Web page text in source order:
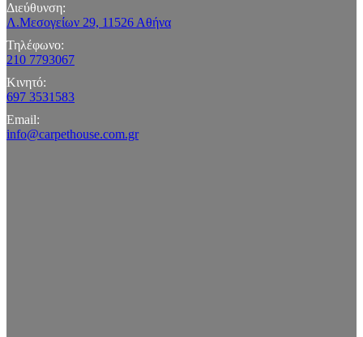
Διεύθυνση:
Λ.Μεσογείων 29, 11526 Αθήνα
Τηλέφωνο:
210 7793067
Κινητό:
697 3531583
Email:
info@carpethouse.com.gr